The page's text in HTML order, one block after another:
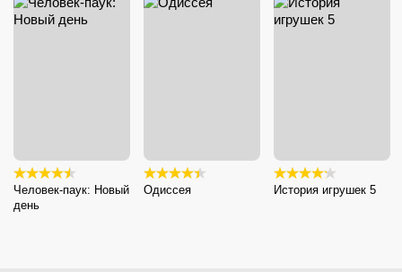
Человек-паук: Новый
день
Одиссея История игрушек 5